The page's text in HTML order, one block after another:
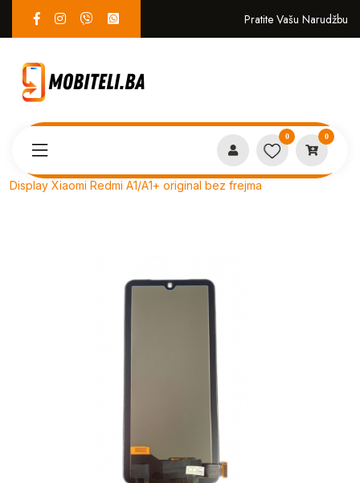
Pratite Vašu Narudžbu
0 0
Display Xiaomi Redmi A1/A1+ original bez frejma